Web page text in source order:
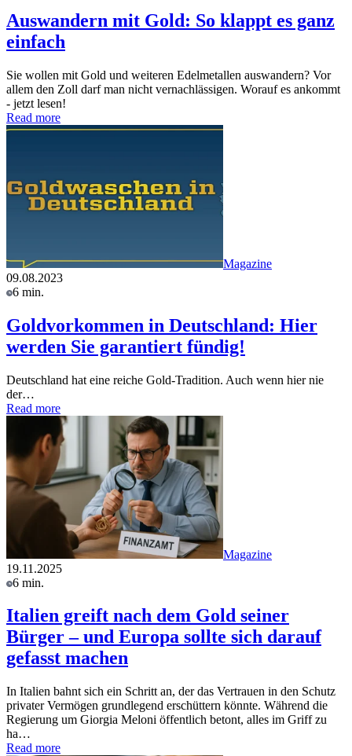
Auswandern mit Gold: So klappt es ganz
einfach
Sie wollen mit Gold und weiteren Edelmetallen auswandern? Vor
allem den Zoll darf man nicht vernachlässigen. Worauf es ankommt
- jetzt lesen!
Read more
Magazine
09.08.2023
6 min.
Goldvorkommen in Deutschland: Hier
werden Sie garantiert fündig!
Deutschland hat eine reiche Gold-Tradition. Auch wenn hier nie
der…
Read more
Magazine
19.11.2025
6 min.
Italien greift nach dem Gold seiner
Bürger – und Europa sollte sich darauf
gefasst machen
In Italien bahnt sich ein Schritt an, der das Vertrauen in den Schutz
privater Vermögen grundlegend erschüttern könnte. Während die
Regierung um Giorgia Meloni öffentlich betont, alles im Griff zu
ha…
Read more